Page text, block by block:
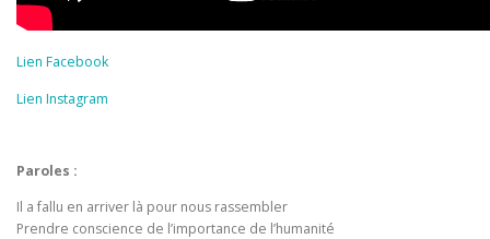
Lien Facebook
Lien Instagram
Paroles :
Il a fallu en arriver là pour nous rassembler
Prendre conscience de l’importance de l’humanité